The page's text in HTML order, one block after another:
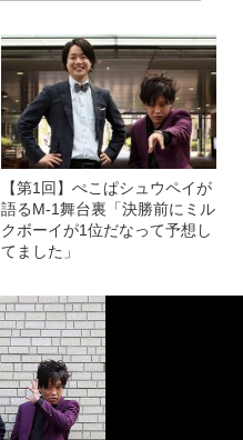
【第1回】ぺこぱシュウペイが
語るM-1舞台裏「決勝前にミル
クボーイが1位だなって予想し
てました」